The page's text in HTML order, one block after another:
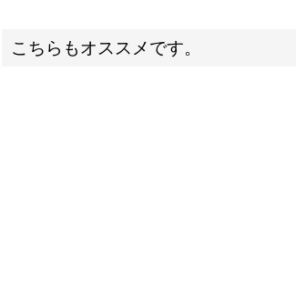
こちらもオススメです。